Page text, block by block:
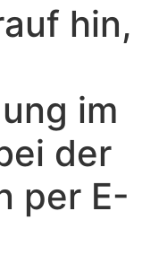
hin,
im
der
per E-